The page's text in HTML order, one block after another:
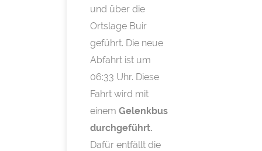
und über die
Ortslage Buir
geführt. Die neue
Abfahrt ist um
06:33 Uhr. Diese
Fahrt wird mit
einem Gelenkbus
durchgeführt.
Dafür entfällt die